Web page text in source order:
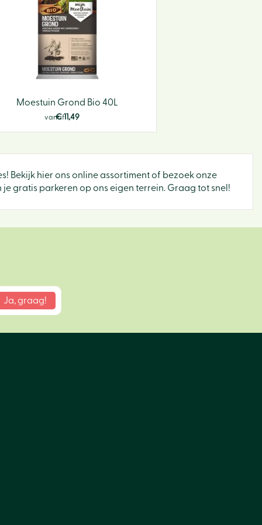
Moestuin Grond Bio 40L
vanaf
€ 11,49
Bekijk hier ons online assortiment of bezoek onze
gratis parkeren op ons eigen terrein. Graag tot snel!